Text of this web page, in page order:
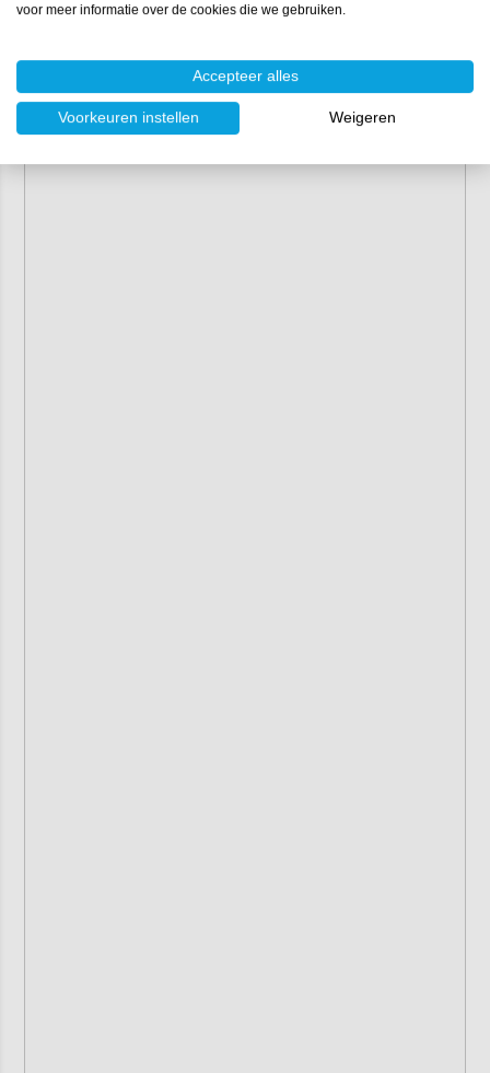
voor meer informatie over de cookies die we gebruiken.
Accepteer alles
Voorkeuren instellen Weigeren